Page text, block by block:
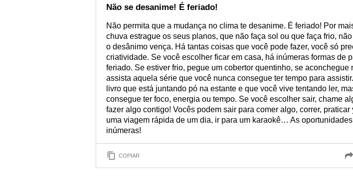
Não se desanime! É feriado!
Não permita que a mudança no clima te desanime. É feriado! Por
chuva estrague os seus planos, que não faça sol ou que faça frio,
o desânimo vença. Há tantas coisas que você pode fazer, você só
criatividade. Se você escolher ficar em casa, há inúmeras formas de
feriado. Se estiver frio, pegue um cobertor quentinho, se aconchegue
assista aquela série que você nunca consegue ter tempo para
livro que está juntando pó na estante e que você vive tentando ler,
consegue ter foco, energia ou tempo. Se você escolher sair, chame
fazer algo contigo! Vocês podem sair para comer algo, correr, praticar
uma viagem rápida de um dia, ir para um karaokê… As
inúmeras!
COPIAR